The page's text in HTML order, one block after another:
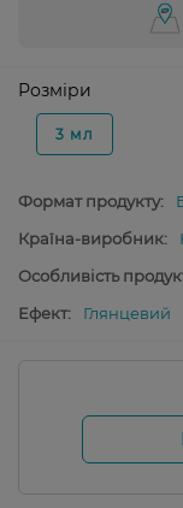
Розміри
3 мл
Формат продукту:
Країна-виробник:
Особливість
Ефект:
Глянцевий